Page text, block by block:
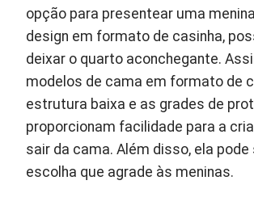
opção para presentear uma
design em formato de casinha,
deixar o quarto aconchegante.
modelos de cama em formato de
estrutura baixa e as grades de
proporcionam facilidade para a
sair da cama. Além disso, ela pode
escolha que agrade às meninas.